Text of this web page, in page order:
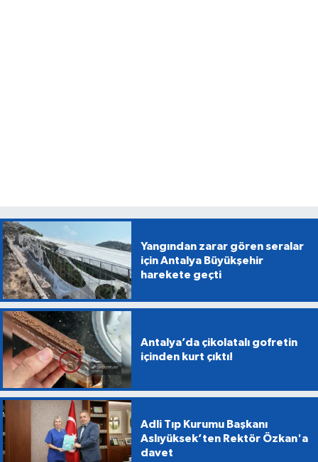
Yangından zarar gören seralar
için Antalya Büyükşehir
harekete geçti
Antalya’da çikolatalı gofretin
içinden kurt çıktı!
Adli Tıp Kurumu Başkanı
Aslıyüksek’ten Rektör Özkan'a
davet